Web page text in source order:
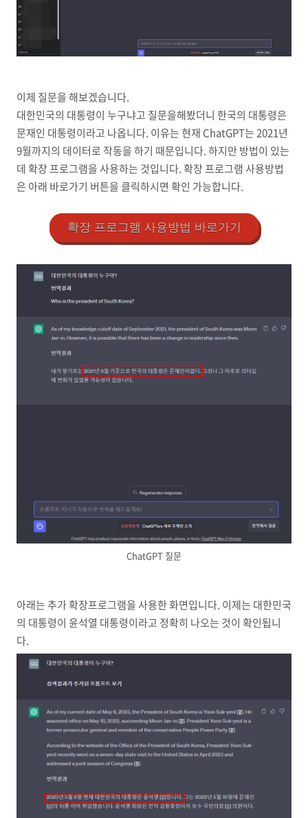
이제 질문을 해보겠습니다.
대한민국의 대통령이 누구냐고 질문을해봤더니 한국의 대통령은
문재인 대통령이라고 나옵니다. 이유는 현재 ChatGPT는 2021년
9월까지의 데이터로 작동을 하기 때문입니다. 하지만 방법이 있는
데 확장 프로그램을 사용하는 것입니다. 확장 프로그램 사용방법
은 아래 바로가기 버튼을 클릭하시면 확인 가능합니다.
확장 프로그램 사용방법 바로가기
ChatGPT 질문
아래는 추가 확장프로그램을 사용한 화면입니다. 이제는 대한민국
의 대통령이 윤석열 대통령이라고 정확히 나오는 것이 확인됩니
다.